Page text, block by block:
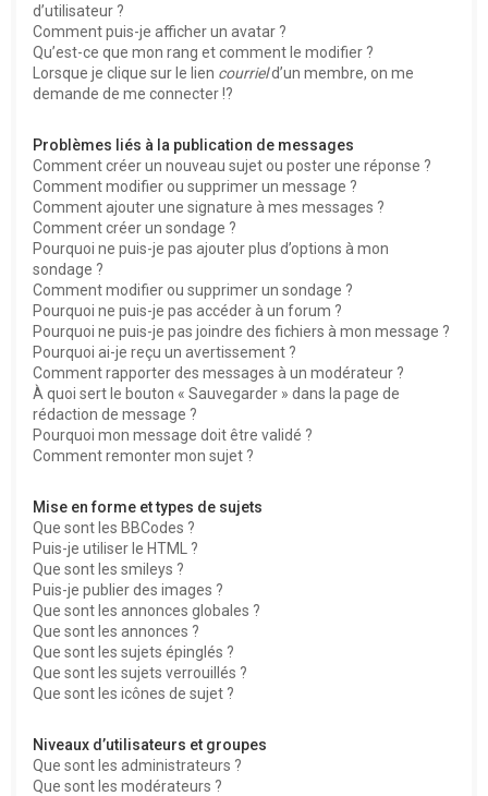
d’utilisateur ?
Comment puis-je afficher un avatar ?
Qu’est-ce que mon rang et comment le modifier ?
Lorsque je clique sur le lien courrield’un membre, on me
demande de me connecter !?
Problèmes liés à la publication de messages
Comment créer un nouveau sujet ou poster une réponse ?
Comment modifier ou supprimer un message ?
Comment ajouter une signature à mes messages ?
Comment créer un sondage ?
Pourquoi ne puis-je pas ajouter plus d’options à mon
sondage ?
Comment modifier ou supprimer un sondage ?
Pourquoi ne puis-je pas accéder à un forum ?
Pourquoi ne puis-je pas joindre des fichiers à mon message ?
Pourquoi ai-je reçu un avertissement ?
Comment rapporter des messages à un modérateur ?
À quoi sert le bouton « Sauvegarder » dans la page de
rédaction de message ?
Pourquoi mon message doit être validé ?
Comment remonter mon sujet ?
Mise en forme et types de sujets
Que sont les BBCodes ?
Puis-je utiliser le HTML ?
Que sont les smileys ?
Puis-je publier des images ?
Que sont les annonces globales ?
Que sont les annonces ?
Que sont les sujets épinglés ?
Que sont les sujets verrouillés ?
Que sont les icônes de sujet ?
Niveaux d’utilisateurs et groupes
Que sont les administrateurs ?
Que sont les modérateurs ?